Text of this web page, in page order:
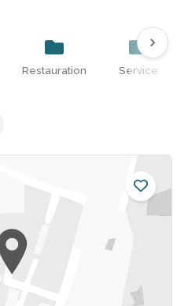
Restauration Service